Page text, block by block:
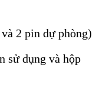
2 pin dự phòng)
sử dụng và hộp